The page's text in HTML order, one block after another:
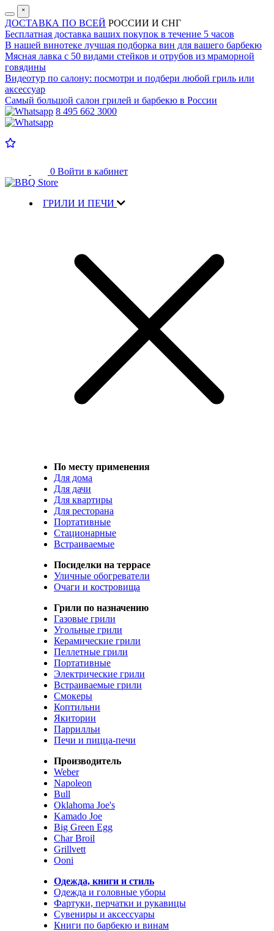
˟
ДОСТАВКА ПО ВСЕЙ РОССИИ И СНГ
Бесплатная доставка ваших покупок в течение 5 часов
В нашей винотеке лучшая подборка вин для вашего барбекю
Мясная лавка с 50 видами стейков и отрубов из мраморной
говядины
Видеотур по салону: посмотри и подбери любой гриль или
аксессуар
Самый большой салон грилей и барбекю в России
8 495 662 3000
0 Войти в кабинет
ГРИЛИ И ПЕЧИ
По месту применения
Для дома
Для дачи
Для квартиры
Для ресторана
Портативные
Стационарные
Встраиваемые
Посиделки на террасе
Уличные обогреватели
Очаги и костровища
Грили по назначению
Газовые грили
Угольные грили
Керамические грили
Пеллетные грили
Портативные
Электрические грили
Встраиваемые грили
Смокеры
Коптильни
Якитории
Паррилльи
Печи и пицца-печи
Производитель
Weber
Napoleon
Bull
Oklahoma Joe's
Kamado Joe
Big Green Egg
Char Broil
Grillvett
Ooni
Одежда, книги и стиль
Одежда и головные уборы
Фартуки, перчатки и рукавицы
Сувениры и аксессуары
Книги по барбекю и винам